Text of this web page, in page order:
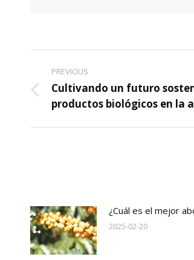
PREVIOUS
Cultivando un futuro
productos biológicos en la
¿Cuál es el mejor
2025-02-20